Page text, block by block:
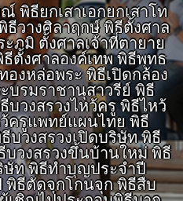
พิธียกเสาเอกยกเสาโท
วางศิลาฤกษ์ พิธีตั้งศาล
ภูมิ ตั้งศาลเจ้าที่ตายาย
ตั้งศาลองค์เทพ พิธีพุทธ
องหล่อพระ พิธีเปิดกล้อง
บรมราชานุสาวรีย์ พิธี
วงสรวงไหว้ครู พิธีไหว้
ครูแพทย์แผนไทย พิธี
บวงสรวงเปิดบริษัท พิธี
บวงสรวงขึ้นบ้านใหม่ พิธี
ษัท พิธีทำบุญประจำปี
พิธีตัดจุกโกนจุก พิธีสืบ